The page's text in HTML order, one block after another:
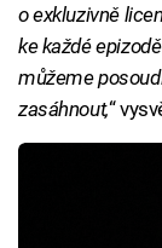
o exkluzivně
ke každé
můžeme
zasáhnout,“